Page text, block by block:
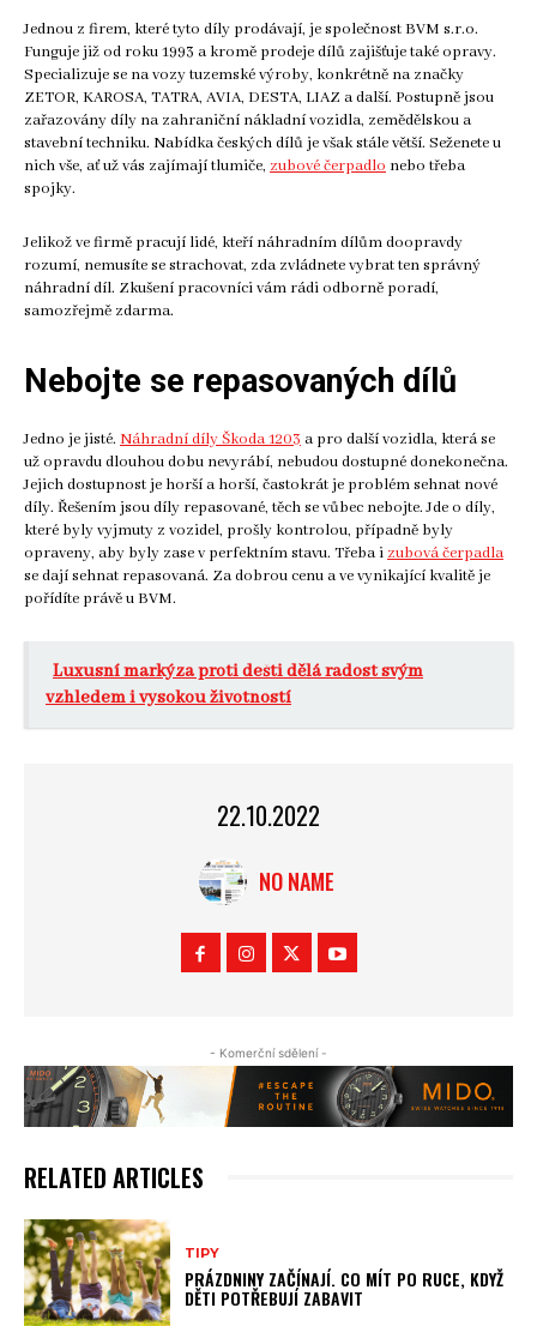
Jednou z firem, které tyto díly prodávají, je společnost BVM s.r.o.
Funguje již od roku 1993 a kromě prodeje dílů zajišťuje také opravy.
Specializuje se na vozy tuzemské výroby, konkrétně na značky
ZETOR, KAROSA, TATRA, AVIA, DESTA, LIAZ a další. Postupně jsou
zařazovány díly na zahraniční nákladní vozidla, zemědělskou a
stavební techniku. Nabídka českých dílů je však stále větší. Seženete u
nich vše, ať už vás zajímají tlumiče, zubové čerpadlo nebo třeba
spojky.
Jelikož ve firmě pracují lidé, kteří náhradním dílům doopravdy
rozumí, nemusíte se strachovat, zda zvládnete vybrat ten správný
náhradní díl. Zkušení pracovníci vám rádi odborně poradí,
samozřejmě zdarma.
Nebojte se repasovaných dílů
Jedno je jisté. Náhradní díly Škoda 1203 a pro další vozidla, která se
už opravdu dlouhou dobu nevyrábí, nebudou dostupné donekonečna.
Jejich dostupnost je horší a horší, častokrát je problém sehnat nové
díly. Řešením jsou díly repasované, těch se vůbec nebojte. Jde o díly,
které byly vyjmuty z vozidel, prošly kontrolou, případně byly
opraveny, aby byly zase v perfektním stavu. Třeba i zubová čerpadla
se dají sehnat repasovaná. Za dobrou cenu a ve vynikající kvalitě je
pořídíte právě u BVM.
Luxusní markýza proti dešti dělá radost svým
vzhledem i vysokou životností
22.10.2022
NO NAME
- Komerční sdělení -
RELATED ARTICLES
TIPY
PRÁZDNINY ZAČÍNAJÍ. CO MÍT PO RUCE, KDYŽ
DĚTI POTŘEBUJÍ ZABAVIT